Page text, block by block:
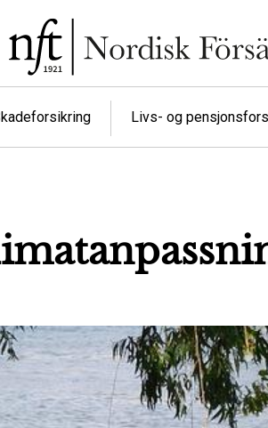
Livs- og